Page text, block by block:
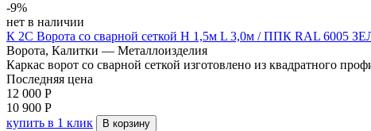
-9%
нет в наличии
К 2С Ворота со сварной сеткой H 1,5м L 3,0м / ППК RAL 6005
Ворота, Калитки — Металлоизделия
Каркас ворот со сварной сеткой изготовлено из квадратного
Последняя цена
12 000 Р
10 900 Р
купить в 1 клик
В корзину